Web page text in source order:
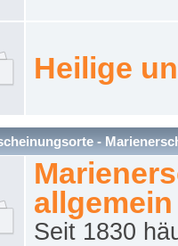
Heilige
-
allgemein
Seit 1830